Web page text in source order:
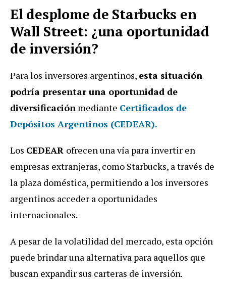
El desplome de Starbucks en
Wall Street: ¿una oportunidad
de inversión?
Para los inversores argentinos, esta situación
podría presentar una oportunidad de
diversificación mediante Certificados de
Depósitos Argentinos (CEDEAR).
Los CEDEAR ofrecen una vía para invertir en
empresas extranjeras, como Starbucks, a través de
la plaza doméstica, permitiendo a los inversores
argentinos acceder a oportunidades
internacionales.
A pesar de la volatilidad del mercado, esta opción
puede brindar una alternativa para aquellos que
buscan expandir sus carteras de inversión.